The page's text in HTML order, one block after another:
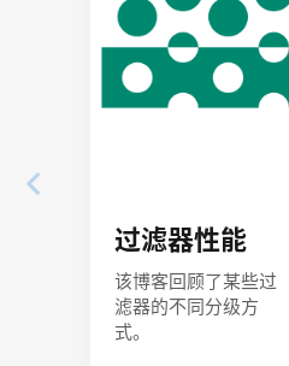
过滤器性能
该博客回顾了某些过
滤器的不同分级方
式。